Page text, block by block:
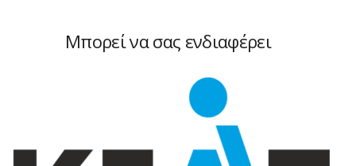
Μπορεί να σας ενδιαφέρει